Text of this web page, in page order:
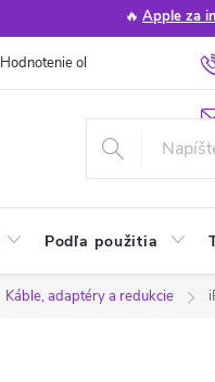
🔥 Apple za
Hodnotenie obchodu
Podľa použitia
Káble, adaptéry a redukcie